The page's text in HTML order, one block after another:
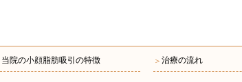
当院の小顔脂肪吸引の特徴 ＞ 治療の流れ